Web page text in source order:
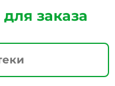
для заказа